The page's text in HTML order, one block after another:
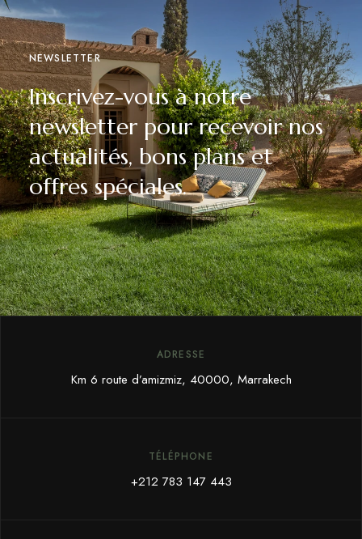
NEWSLETTER
Inscrivez-vous à notre
newsletter pour recevoir nos
actualités, bons plans et
offres spéciales.
ADRESSE
Km 6 route d’amizmiz, 40000, Marrakech
TÉLÉPHONE
+212 783 147 443